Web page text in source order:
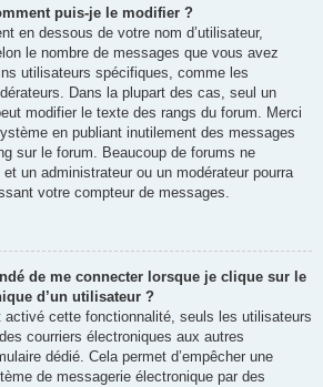
puis-je le modifier ?
en dessous de votre nom d’utilisateur,
le nombre de messages que vous avez
utilisateurs spécifiques, comme les
Dans la plupart des cas, seul un
modifier le texte des rangs du forum. Merci
en publiant inutilement des messages
sur le forum. Beaucoup de forums ne
un administrateur ou un modérateur pourra
votre compteur de messages.
de me connecter lorsque je clique sur le
d’un utilisateur ?
cette fonctionnalité, seuls les utilisateurs
courriers électroniques aux autres
dédié. Cela permet d’empêcher une
de messagerie électronique par des